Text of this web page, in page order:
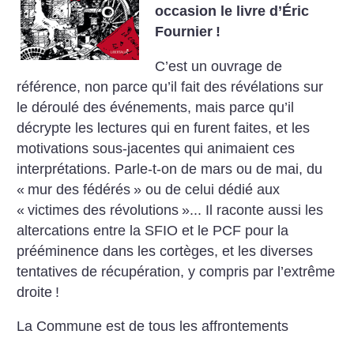
occasion le livre d’Éric
Fournier !
C’est un ouvrage de
référence, non parce qu’il fait des révélations sur
le déroulé des événements, mais parce qu’il
décrypte les lectures qui en furent faites, et les
motivations sous-jacentes qui animaient ces
interprétations. Parle-t-on de mars ou de mai, du
« mur des fédérés » ou de celui dédié aux
« victimes des révolutions »... Il raconte aussi les
altercations entre la SFIO et le PCF pour la
prééminence dans les cortèges, et les diverses
tentatives de récupération, y compris par l’extrême
droite !
La Commune est de tous les affrontements